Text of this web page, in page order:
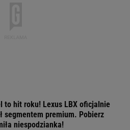
to hit roku! Lexus LBX oficjalnie
segmentem premium. Pobierz
niespodzianka!